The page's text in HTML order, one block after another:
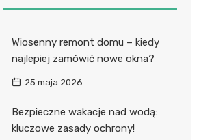
Wiosenny remont domu – kiedy
najlepiej zamówić nowe okna?
25 maja 2026
Bezpieczne wakacje nad wodą:
kluczowe zasady ochrony!